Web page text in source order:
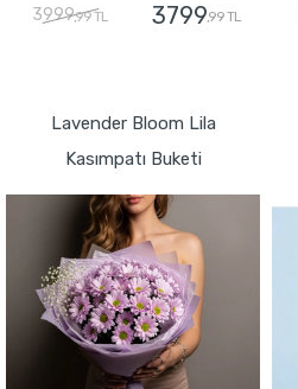
3999,99 TL 3799,99 TL
Lavender Bloom Lila
Kasımpatı Buketi